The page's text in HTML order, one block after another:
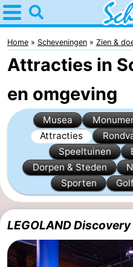
Home
Scheveningen
Tips
Voor
kinderen
Overnachten
Appartementen
-
Nautisch
Centrum
Scheveningen
Bed
(&
breakfasts)
Campings
Hotels
Home Scheveningen Zien &
Attracties in
en omgeving
Musea
Attracties
Speeltuinen
Dorpen & Steden
Sporten
LEGOLAND